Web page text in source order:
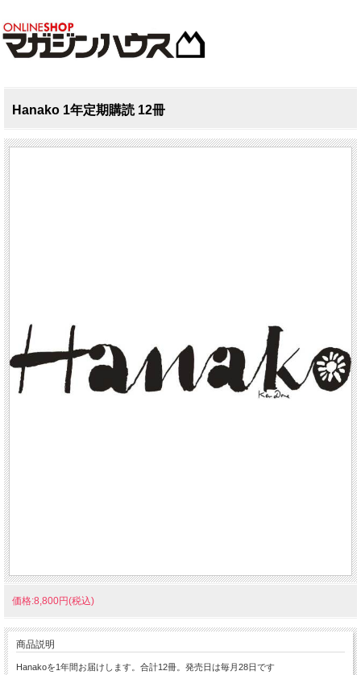
Hanako 1年定期購読 12冊
価格:8,800円(税込)
商品説明
Hanakoを1年間お届けします。合計12冊。発売日は毎月28日です